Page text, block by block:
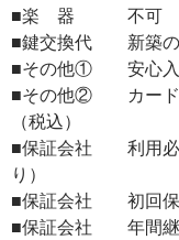
■楽 器 不可
■鍵交換代 新築の
■その他① 安心入居
■その他② カード
（税込）
■保証会社 利用必
り）
■保証会社 初回保
■保証会社 年間継